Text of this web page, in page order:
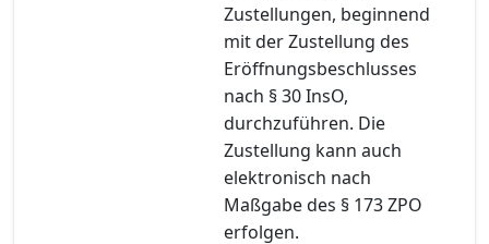
Zustellungen, beginnend
mit der Zustellung des
Eröffnungsbeschlusses
nach § 30 InsO,
durchzuführen. Die
Zustellung kann auch
elektronisch nach
Maßgabe des § 173 ZPO
erfolgen.